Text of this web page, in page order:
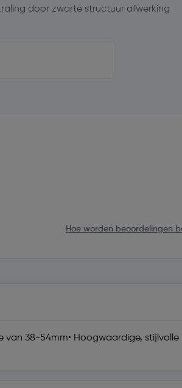
door zwarte structuur afwerking
Hoe worden beoordelingen
van 38-54mm• Hoogwaardige, stijlvolle